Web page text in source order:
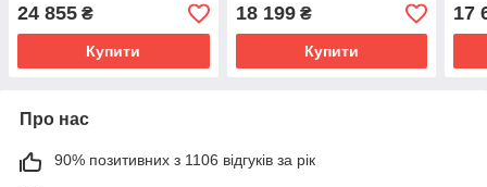
24 855 ₴
Купити
18 199₴
Купити
17
Про нас
90% позитивних з 1106 відгуків за рік